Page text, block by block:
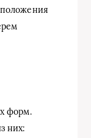
форм.
них: